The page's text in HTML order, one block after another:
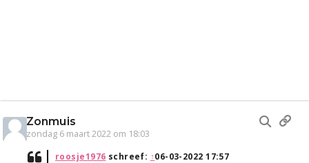
Zonmuis
zondag 6 maart 2022 om 18:03
roosje1976 schreef: ↑06-03-2022 17:57